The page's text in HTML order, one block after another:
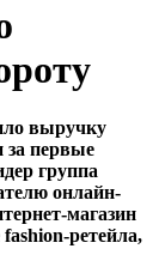
выручку
за первые
группа
онлайн-
магазин
ретейла,